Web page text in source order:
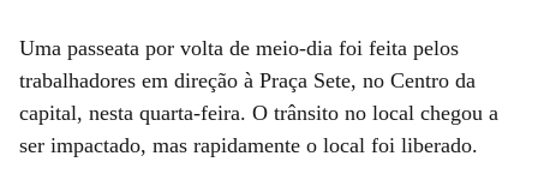
Uma passeata por volta de meio-dia foi feita pelos
trabalhadores em direção à Praça Sete, no Centro da
capital, nesta quarta-feira. O trânsito no local chegou a
ser impactado, mas rapidamente o local foi liberado.